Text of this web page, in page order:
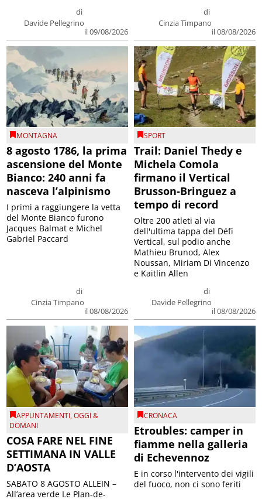
di
Davide Pellegrino
il 09/08/2026
di
Cinzia Timpano
il 08/08/2026
MONTAGNA
8 agosto 1786, la prima
ascensione del Monte
Bianco: 240 anni fa
nasceva l’alpinismo
di
Cinzia Timpano
il 08/08/2026
I primi a raggiungere la vetta
del Monte Bianco furono
Jacques Balmat e Michel
Gabriel Paccard
SPORT
Trail: Daniel Thedy e
Michela Comola
firmano il Vertical
Brusson-Bringuez a
tempo di record
di
Davide Pellegrino
il 08/08/2026
Oltre 200 atleti al via
dell'ultima tappa del Défì
Vertical, sul podio anche
Mathieu Brunod, Alex
Noussan, Miriam Di Vincenzo
e Kaitlin Allen
APPUNTAMENTI,OGGI &
DOMANI
COSA FARE NEL FINE
SETTIMANA IN VALLE
D’AOSTA
SABATO 8 AGOSTO ALLEIN –
All’area verde Le Plan-de-
CRONACA
Etroubles: camper in
fiamme nella galleria
di Echevennoz
E in corso l'intervento dei vigili
del fuoco, non ci sono feriti